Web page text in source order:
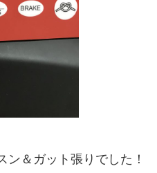
ン＆ガット張りでした！